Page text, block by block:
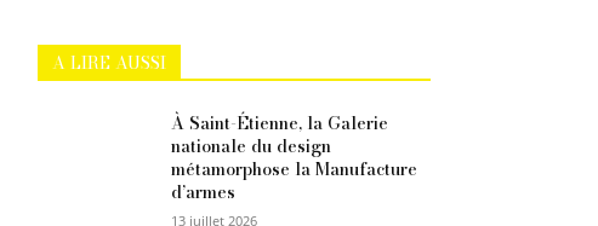
A LIRE AUSSI
À Saint-Étienne, la Galerie
nationale du design
métamorphose la Manufacture
d’armes
13 juillet 2026